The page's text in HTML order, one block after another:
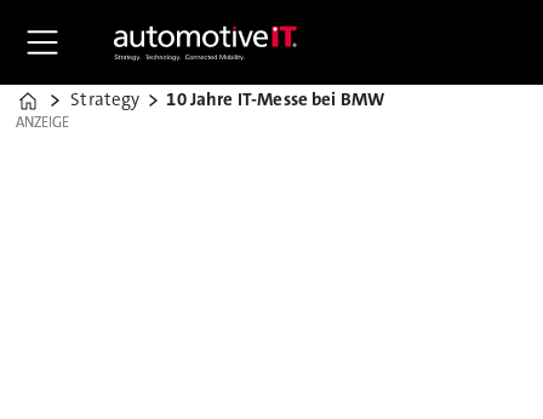
Home
Strategy 10 Jahre IT-Messe bei BMW
ANZEIGE
ANZEIGE